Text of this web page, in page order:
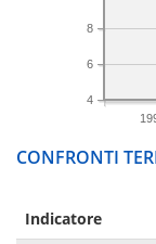
4
6
8
CONFRONTI
Indicatore